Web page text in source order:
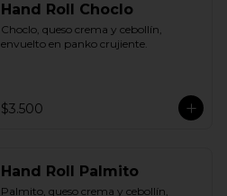
Hand Roll Choclo
Choclo, queso crema y cebollín,
envuelto en panko crujiente.
$3.500
Hand Roll Palmito
Palmito, queso crema y cebollín,